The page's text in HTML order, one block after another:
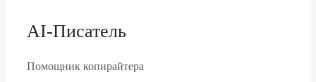
AI-Писатель
Помощник копирайтера